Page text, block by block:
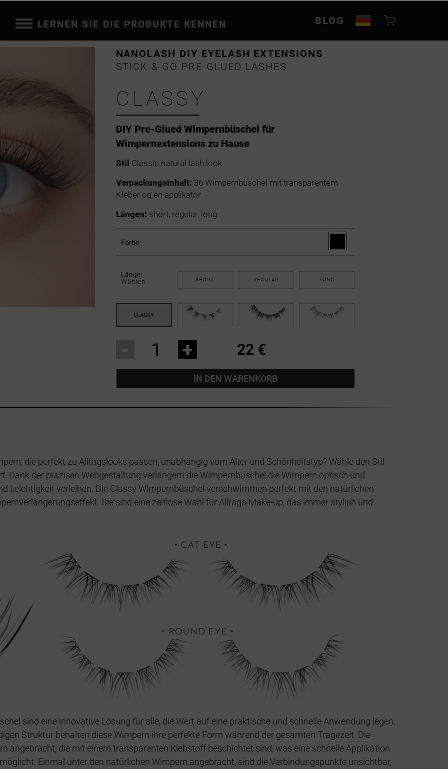
LERNEN SIE DIE PRODUKTE KENNEN BLOG
DIY Pre-Glued Wimpernbüschel für
Wimpernextensions zu Hause
NANOLASH DIY EYELASH EXTENSIONS
STICK & GO PRE-GLUED LASHES
CLASSY
Stil Classic natural lash look
Verpackungsinhalt: 36 Wimpernbüschel mit transparentem
Kleber og en applikator
Längen: short, regular, long
Farbe:
Länge:
Wählen
SHORT REGULAR LONG
+ 22 €
IN DEN WARENKORB
die perfekt zu Alltagslooks passen, unabhängig vom Alter und Schönheitstyp? Wähle den Stil
Dank der präzisen Webgestaltung verlängern die Wimpernbüschel die Wimpern optisch und
Leichtigkeit verleihen. Die Classy Wimpernbüschel verschwimmen perfekt mit den natürlichen
Sie sind eine zeitlose Wahl für Alltags-Make-up, das immer stylish und
sind eine innovative Lösung für alle, die Wert auf eine praktische und schnelle Anwendung legen.
Struktur behalten diese Wimpern ihre perfekte Form während der gesamten Tragezeit. Die
angebracht, die mit einem transparenten Klebstoff beschichtet sind, was eine schnelle Applikation
Einmal unter den natürlichen Wimpern angebracht, sind die Verbindungspunkte unsichtbar,